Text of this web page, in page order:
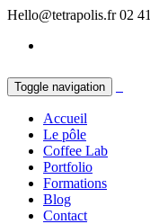
Hello@tetrapolis.fr 02
Toggle navigation
Accueil
Le pôle
Coffee Lab
Portfolio
Formations
Blog
Contact